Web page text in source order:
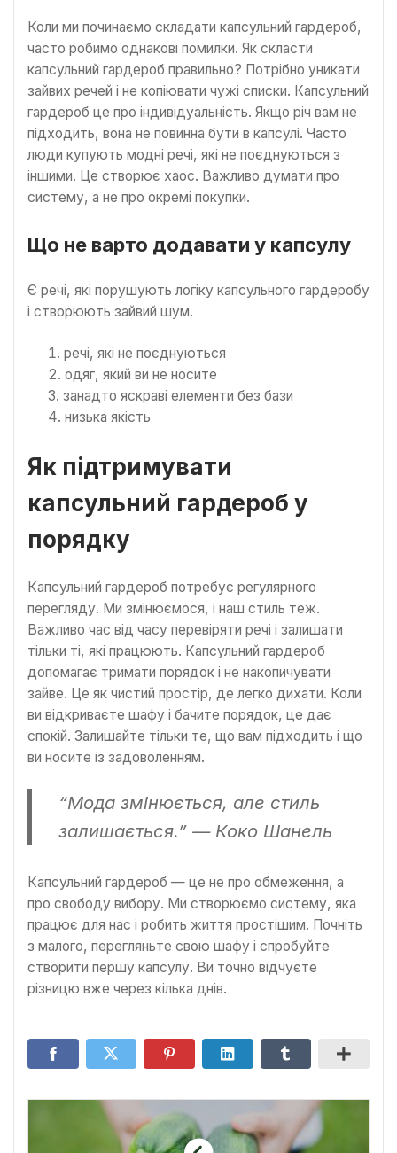
Коли ми починаємо складати капсульний гардероб,
часто робимо однакові помилки. Як скласти
капсульний гардероб правильно? Потрібно уникати
зайвих речей і не копіювати чужі списки. Капсульний
гардероб це про індивідуальність. Якщо річ вам не
підходить, вона не повинна бути в капсулі. Часто
люди купують модні речі, які не поєднуються з
іншими. Це створює хаос. Важливо думати про
систему, а не про окремі покупки.
Що не варто додавати у капсулу
Є речі, які порушують логіку капсульного гардеробу
і створюють зайвий шум.
речі, які не поєднуються
одяг, який ви не носите
занадто яскраві елементи без бази
низька якість
Як підтримувати
капсульний гардероб у
порядку
Капсульний гардероб потребує регулярного
перегляду. Ми змінюємося, і наш стиль теж.
Важливо час від часу перевіряти речі і залишати
тільки ті, які працюють. Капсульний гардероб
допомагає тримати порядок і не накопичувати
зайве. Це як чистий простір, де легко дихати. Коли
ви відкриваєте шафу і бачите порядок, це дає
спокій. Залишайте тільки те, що вам підходить і що
ви носите із задоволенням.
“Мода змінюється, але стиль
залишається.” — Коко Шанель
Капсульний гардероб — це не про обмеження, а
про свободу вибору. Ми створюємо систему, яка
працює для нас і робить життя простішим. Почніть
з малого, перегляньте свою шафу і спробуйте
створити першу капсулу. Ви точно відчуєте
різницю вже через кілька днів.